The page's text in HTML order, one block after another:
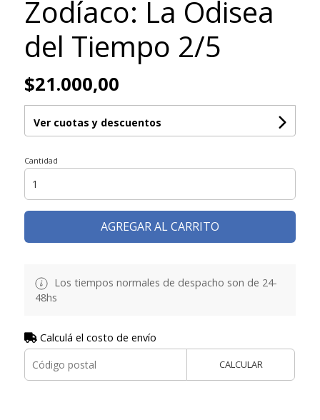
Zodíaco: La Odisea
del Tiempo 2/5
$21.000,00
Ver cuotas y descuentos
Cantidad
AGREGAR AL CARRITO
Los tiempos normales de despacho son de 24-
48hs
Calculá el costo de envío
CALCULAR